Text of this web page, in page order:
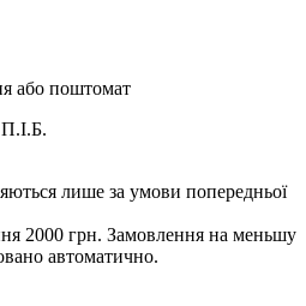
або поштомат
лише за умови попередньої
2000 грн. Замовлення на меньшу
автоматично.